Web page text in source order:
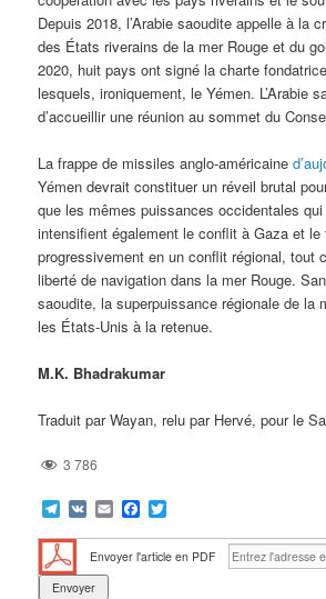
Depuis 2018, l’Arabie saoudite appelle à la
des États riverains de la mer Rouge et du
2020, huit pays ont signé la charte
lesquels, ironiquement, le Yémen. L’Arabie
d’accueillir une réunion au sommet du
La frappe de missiles anglo-américaine
Yémen devrait constituer un réveil brutal
que les mêmes puissances occidentales
intensifient également le conflit à Gaza et le
progressivement en un conflit régional, tout
liberté de navigation dans la mer Rouge.
saoudite, la superpuissance régionale de la
les États-Unis à la retenue.
M.K. Bhadrakumar
Traduit par Wayan, relu par Hervé, pour le
3 786
Telegram
VK EmailFacebook
Envoyer l'article en PDF